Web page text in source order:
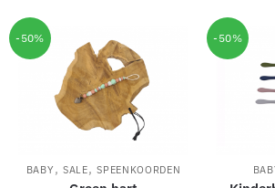
-50%
BABY , SALE,SPEENKOORDEN
-50%